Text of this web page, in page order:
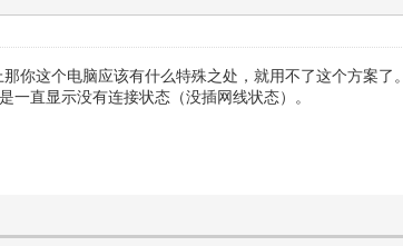
你这个电脑应该有什么特殊之处，就用不了这个方案了。
直显示没有连接状态（没插网线状态）。